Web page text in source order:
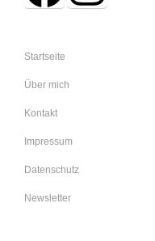
Startseite
Über mich
Kontakt
Impressum
Datenschutz
Newsletter